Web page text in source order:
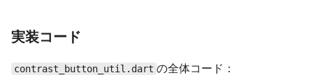
実装コード
contrast_button_util.dart の全体コード：